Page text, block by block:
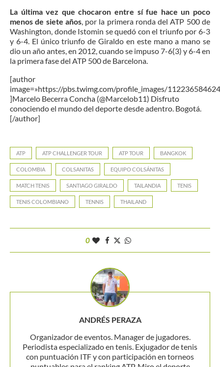
La última vez que chocaron entre sí fue hace un poco
menos de siete años, por la primera ronda del ATP 500 de
Washington, donde Istomin se quedó con el triunfo por 6-3
y 6-4. El único triunfo de Giraldo en este mano a mano se
dio un año antes, en 2012, cuando se impuso 7-6(3) y 6-4 en
la primera fase del ATP 500 de Barcelona.
[author
image=»https://pbs.twimg.com/profile_images/
]Marcelo Becerra Concha (@Marcelob11) Disfruto
conociendo el mundo del deporte desde adentro. Bogotá.
[/author]
ATP ATP CHALLENGER TOUR ATP TOUR BANGKOK
COLOMBIA COLSANITAS EQUIPO COLSÁNITAS
MATCH TENIS SANTIAGO GIRALDO TAILANDIA TENIS
TENIS COLOMBIANO TENNIS THAILAND
0
ANDRÉS PERAZA
Organizador de eventos. Manager de jugadores.
Periodista especializado en tenis. Exjugador de tenis
con puntuación ITF y con participación en torneos